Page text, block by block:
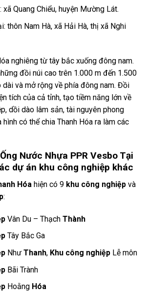
Quang Chiểu, huyện Mường Lát.
thôn Nam Hà, xã Hải Hà, thị xã Nghi
nghiêng từ tây bắc xuống đông nam.
đồi núi cao trên 1.000 m đến 1.500
và mở rộng về phía đông nam. Đồi
tích của cả tỉnh, tạo tiềm năng lớn về
dồi dào lâm sản, tài nguyên phong
có thể chia Thanh Hóa ra làm các
Nước Nhựa PPR Vesbo Tại
dự án khu công nghiệp khác
Hóa hiện có 9 khu công nghiệp và
:
Vân Du – Thạch Thành
Tây Bắc Ga
Như Thanh, Khu công nghiệpLễ môn
Bãi Trành
Hoằng Hóa